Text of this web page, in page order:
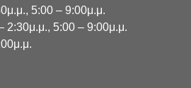
5:00 – 9:00μ.μ.
2:30μ.μ., 5:00 – 9:00μ.μ.